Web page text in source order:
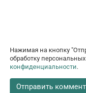
Нажимая на кнопку
обработку
конфиденциальности.